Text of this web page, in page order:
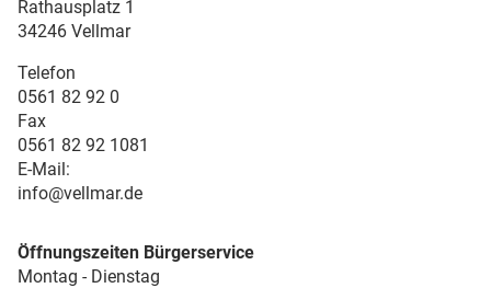
Rathausplatz 1
34246 Vellmar
Telefon
0561 82 92 0
Fax
0561 82 92 1081
E-Mail:
info@vellmar.de
Öffnungszeiten Bürgerservice
Montag - Dienstag